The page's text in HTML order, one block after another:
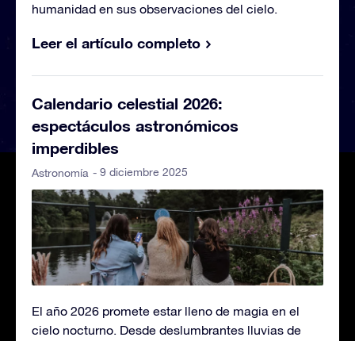
humanidad en sus observaciones del cielo.
Leer el artículo completo
Calendario celestial 2026:
espectáculos astronómicos
imperdibles
Astronomía - 9 diciembre 2025
El año 2026 promete estar lleno de magia en el
cielo nocturno. Desde deslumbrantes lluvias de